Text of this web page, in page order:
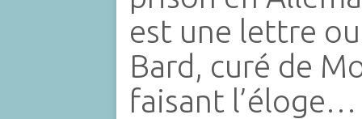
est une lettre
Bard, curé de
faisant l’éloge…